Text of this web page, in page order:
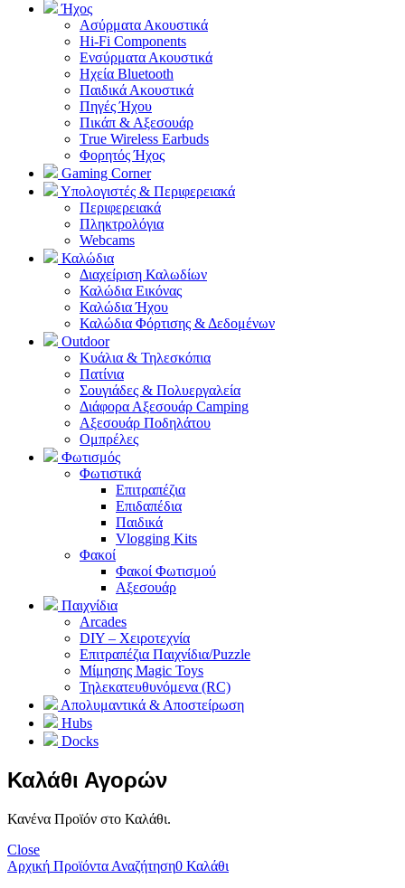
Ήχος
Ασύρματα Ακουστικά
Hi-Fi Components
Ενσύρματα Ακουστικά
Ηχεία Bluetooth
Παιδικά Ακουστικά
Πηγές Ήχου
Πικάπ & Αξεσουάρ
Τrue Wireless Earbuds
Φορητός Ήχος
Gaming Corner
Υπολογιστές & Περιφερειακά
Περιφερειακά
Πληκτρολόγια
Webcams
Καλώδια
Διαχείριση Καλωδίων
Καλώδια Εικόνας
Καλώδια Ήχου
Καλώδια Φόρτισης & Δεδομένων
Outdoor
Κυάλια & Τηλεσκόπια
Πατίνια
Σουγιάδες & Πολυεργαλεία
Διάφορα Αξεσουάρ Camping
Αξεσουάρ Ποδηλάτου
Ομπρέλες
Φωτισμός
Φωτιστικά
Επιτραπέζια
Επιδαπέδια
Παιδικά
Vlogging Kits
Φακοί
Φακοί Φωτισμού
Αξεσουάρ
Παιχνίδια
Arcades
DIY – Χειροτεχνία
Επιτραπέζια Παιχνίδια/Puzzle
Μίμησης Magic Toys
Τηλεκατευθυνόμενα (RC)
Απολυμαντικά & Αποστείρωση
Hubs
Docks
Καλάθι Αγορών
Κανένα Προϊόν στο Καλάθι.
Close
Αρχική Προϊόντα Αναζήτηση0 Καλάθι